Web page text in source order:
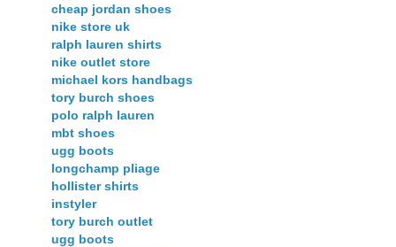
cheap jordan shoes
nike store uk
ralph lauren shirts
nike outlet store
michael kors handbags
tory burch shoes
polo ralph lauren
mbt shoes
ugg boots
longchamp pliage
hollister shirts
instyler
tory burch outlet
ugg boots